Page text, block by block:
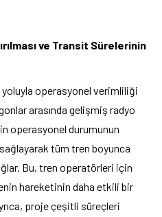
ve Transit Sürelerinin
operasyonel verimliliği
arasında gelişmiş radyo
operasyonel durumunun
tüm tren boyunca
Bu, tren operatörleri için
hareketinin daha etkili bir
proje çeşitli süreçleri